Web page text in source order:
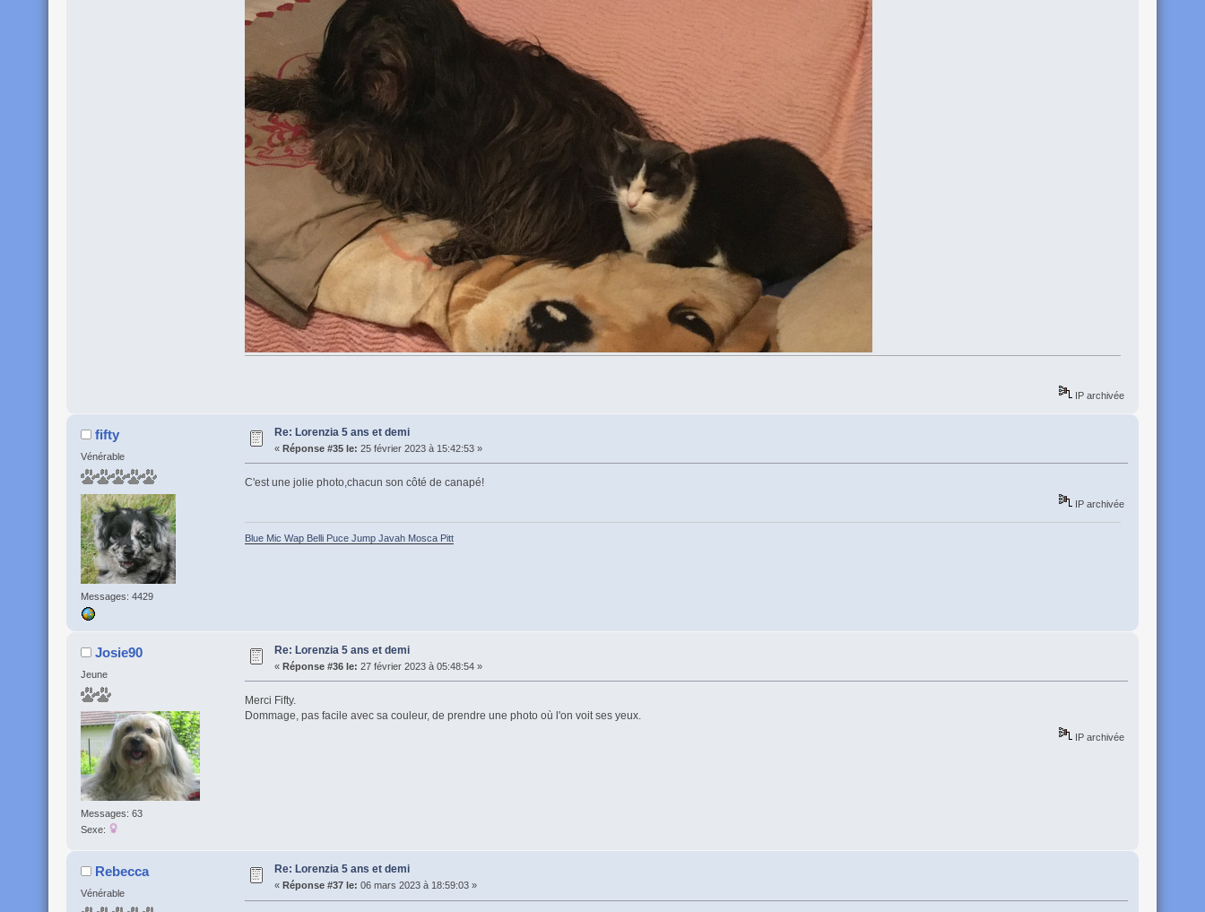
IP archivée
fifty
Vénérable
Messages: 4429
Re: Lorenzia 5 ans et demi
« Réponse #35 le: 25 février 2023 à 15:42:53 »
C'est une jolie photo,chacun son côté de canapé!
IP archivée
Blue Mic Wap Belli Puce Jump Javah Mosca Pitt
Josie90
Jeune
Messages: 63
Sexe:
Re: Lorenzia 5 ans et demi
« Réponse #36 le: 27 février 2023 à 05:48:54 »
Merci Fifty.
Dommage, pas facile avec sa couleur, de prendre une photo où l'on voit ses yeux.
IP archivée
Rebecca
Vénérable
Re: Lorenzia 5 ans et demi
« Réponse #37 le: 06 mars 2023 à 18:59:03 »